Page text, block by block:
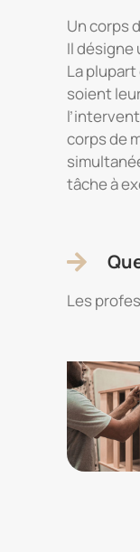
Un corps
Il désigne
La
soient
corps de
tâche à
Les